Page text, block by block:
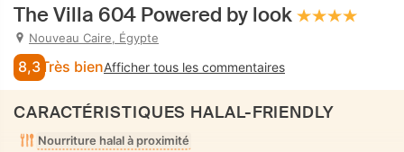
The Villa 604 Powered by look
Nouveau Caire, Égypte
8,3 Très bienAfficher tous les commentaires
CARACTÉRISTIQUES HALAL-FRIENDLY
Nourriture halal à proximité